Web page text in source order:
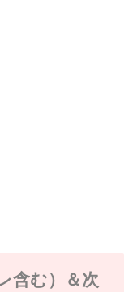
含む）＆次